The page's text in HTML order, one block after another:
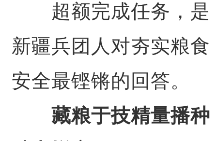
超额完成任务，是
新疆兵团人对夯实粮食
安全最铿锵的回答。
藏粮于技精量播种